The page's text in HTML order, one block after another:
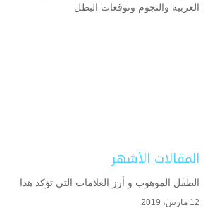
العربية والنجوم وتوقعات البطل
المقالات الأشهر
الطفل الموهوب و أرز العلامات التي تؤكد هذا
12 مارس، 2019